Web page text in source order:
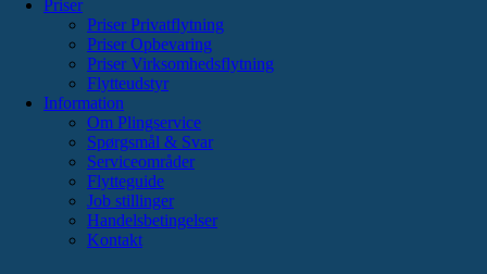
Priser
Priser Privatflytning
Priser Opbevaring
Priser Virksomhedsflytning
Flytteudstyr
Information
Om Plingservice
Spørgsmål & Svar
Serviceområder
Flytteguide
Job stillinger
Handelsbetingelser
Kontakt